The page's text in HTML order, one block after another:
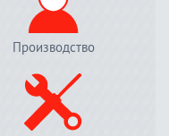
Производство